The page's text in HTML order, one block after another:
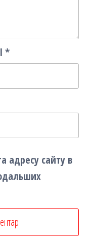
*
адресу сайту в